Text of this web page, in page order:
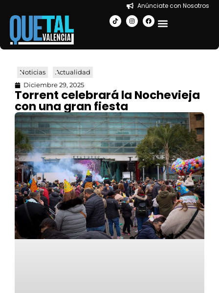
Anúnciate con Nosotros
Noticias
Actualidad
Diciembre 29, 2025
Torrent celebrará la Nochevieja
con una gran fiesta